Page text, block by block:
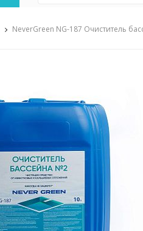
Насосы,
Химия
NeverGreen NG-187 Очиститель